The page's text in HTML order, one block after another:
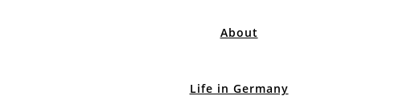
About
Life in Germany